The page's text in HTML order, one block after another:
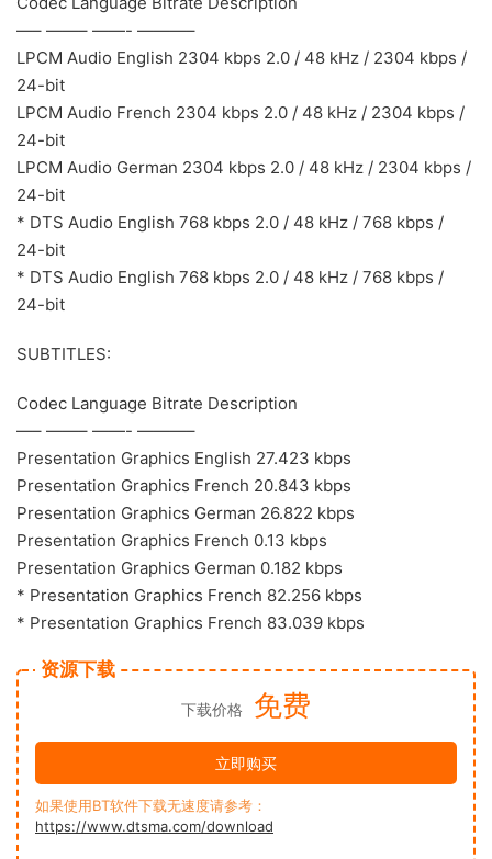
—– ——– ——- ———–
LPCM Audio English 2304 kbps 2.0 / 48 kHz / 2304 kbps /
24-bit
LPCM Audio French 2304 kbps 2.0 / 48 kHz / 2304 kbps /
24-bit
LPCM Audio German 2304 kbps 2.0 / 48 kHz / 2304 kbps /
24-bit
* DTS Audio English 768 kbps 2.0 / 48 kHz / 768 kbps /
24-bit
* DTS Audio English 768 kbps 2.0 / 48 kHz / 768 kbps /
24-bit
SUBTITLES:
Codec Language Bitrate Description
—– ——– ——- ———–
Presentation Graphics English 27.423 kbps
Presentation Graphics French 20.843 kbps
Presentation Graphics German 26.822 kbps
Presentation Graphics French 0.13 kbps
Presentation Graphics German 0.182 kbps
* Presentation Graphics French 82.256 kbps
* Presentation Graphics French 83.039 kbps
资源下载
下载价格 免费
立即购买
如果使用BT软件下载无速度请参考：
https://www.dtsma.com/download